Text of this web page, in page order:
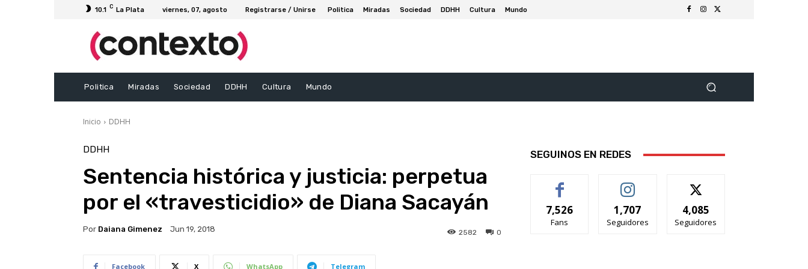
10.1 C La Plata viernes, 07, agosto Registrarse / Unirse Politica Miradas Sociedad DDHH Cultura Mundo
Politica Miradas Sociedad DDHH Cultura Mundo
Inicio DDHH
DDHH
Sentencia histórica y justicia: perpetua
por el «travesticidio» de Diana Sacayán
Por Daiana Gimenez Jun 19, 2018 0
2582
Facebook X WhatsApp Telegram
SEGUINOS EN REDES
7,526
Fans
1,707
Seguidores
4,085
Seguidores